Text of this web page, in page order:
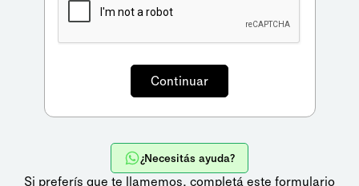
¿Necesitás ayuda?
Si preferís que te llamemos, completá este formulario